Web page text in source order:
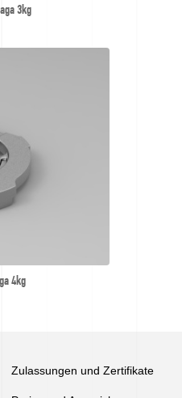
3kg
4kg
Zulassungen und Zertifikate